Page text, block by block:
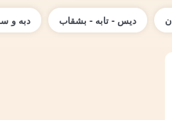
دیس - تابه - بشقاب دبه و